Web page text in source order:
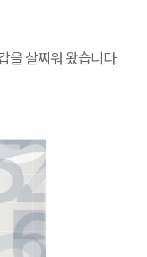
을 살찌워 왔습니다.